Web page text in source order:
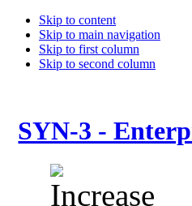
Skip to content
Skip to main navigation
Skip to first column
Skip to second column
SYN-3 -